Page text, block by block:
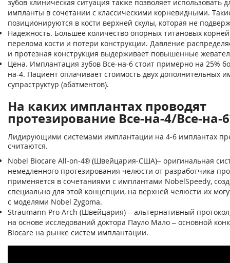
зубов клиническая ситуация также позволяет использовать
импланты в сочетании с классическими корневидными.
позиционируются в кости верхней скулы, которая не
Надежность. Большее количество опорных титановых
перелома кости и потери конструкции. Давление
и протезная конструкция выдерживает повышенные
Цена. Имплантация зубов Все-на-6 стоит примерно на 25%
на-4. Пациент оплачивает стоимость двух дополнительных
супраструктур (абатментов).
На каких имплантах проводят
протезирование Все-на-4/Все-на-
Лидирующими системами имплантации на 4-6 имплантах
считаются.
Nobel Biocare All-on-4® (Швейцария-США)– оригинальная
немедленного протезирования челюсти от разработчика
применяется в сочетаниями с имплантами NobelSpeedy,
специально для этой концепции, на верхней челюсти их
с моделями Nobel Zygoma.
Straumann Pro Arch (Швейцария) – альтернативный
на основе исследований доктора Пауло Мало – основной
Biocare на рынке систем имплантации.